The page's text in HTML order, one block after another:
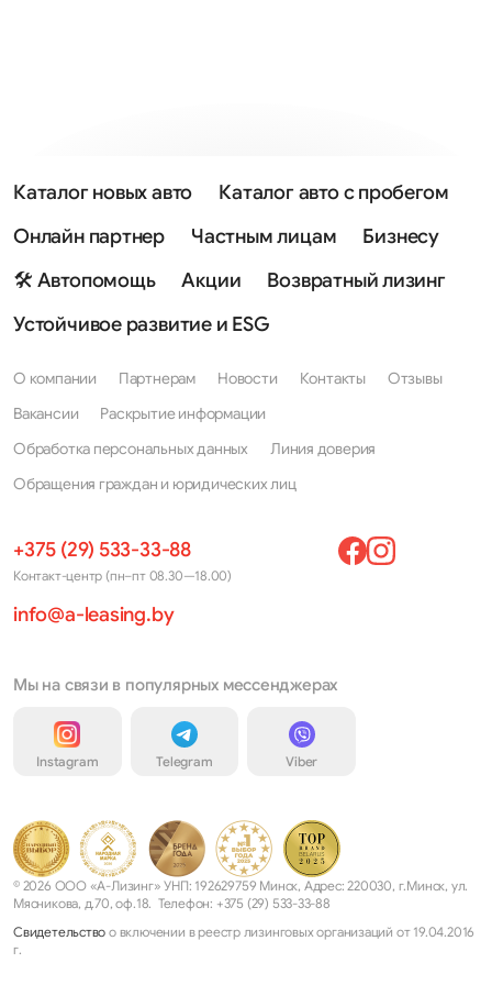
Каталог новых авто
Каталог авто с пробегом
Онлайн партнер
Частным лицам
Бизнесу
🛠 Автопомощь
Акции
Возвратный лизинг
Устойчивое развитие и ESG
О компании Партнерам Новости Контакты
Отзывы
Вакансии
Раскрытие информации
Обработка персональных данных
Линия доверия
Обращения граждан и юридических лиц
+375 (29) 533-33-88
Контакт-центр (пн–пт 08.30—18.00)
info@a-leasing.by
Мы на связи в популярных мессенджерах
Instagram Telegram Viber
© 2026 ООО «А-Лизинг» УНП: 192629759 Минск, Адрес: 220030, г.Минск, ул.
Мясникова, д.70, оф.18. Телефон: +375 (29) 533-33-88
Свидетельство о включении в реестр лизинговых организаций от 19.04.2016
г.